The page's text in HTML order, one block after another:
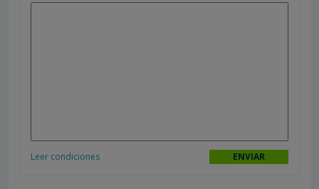
Leer condiciones